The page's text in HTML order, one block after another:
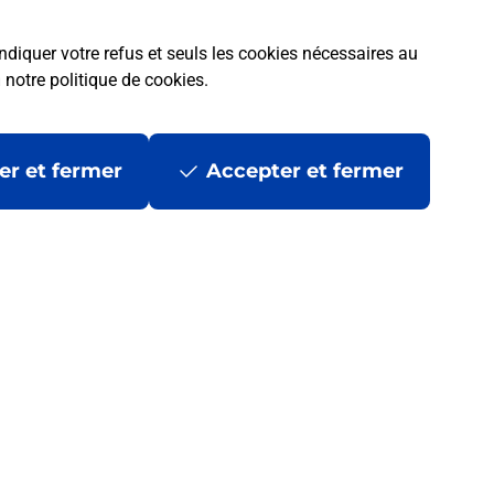
votre refus et seuls les cookies nécessaires au
notre politique de cookies.
et fermer Accepter et fermer